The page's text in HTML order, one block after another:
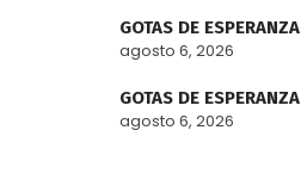
GOTAS DE ESPERANZA
agosto 6, 2026
GOTAS DE ESPERANZA
agosto 6, 2026